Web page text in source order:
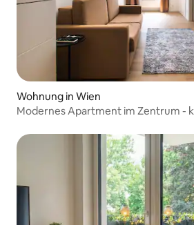
Wohnung in Wien
Modernes Apartment im Zentrum -